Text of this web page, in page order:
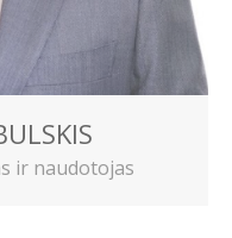
ir naudotojas